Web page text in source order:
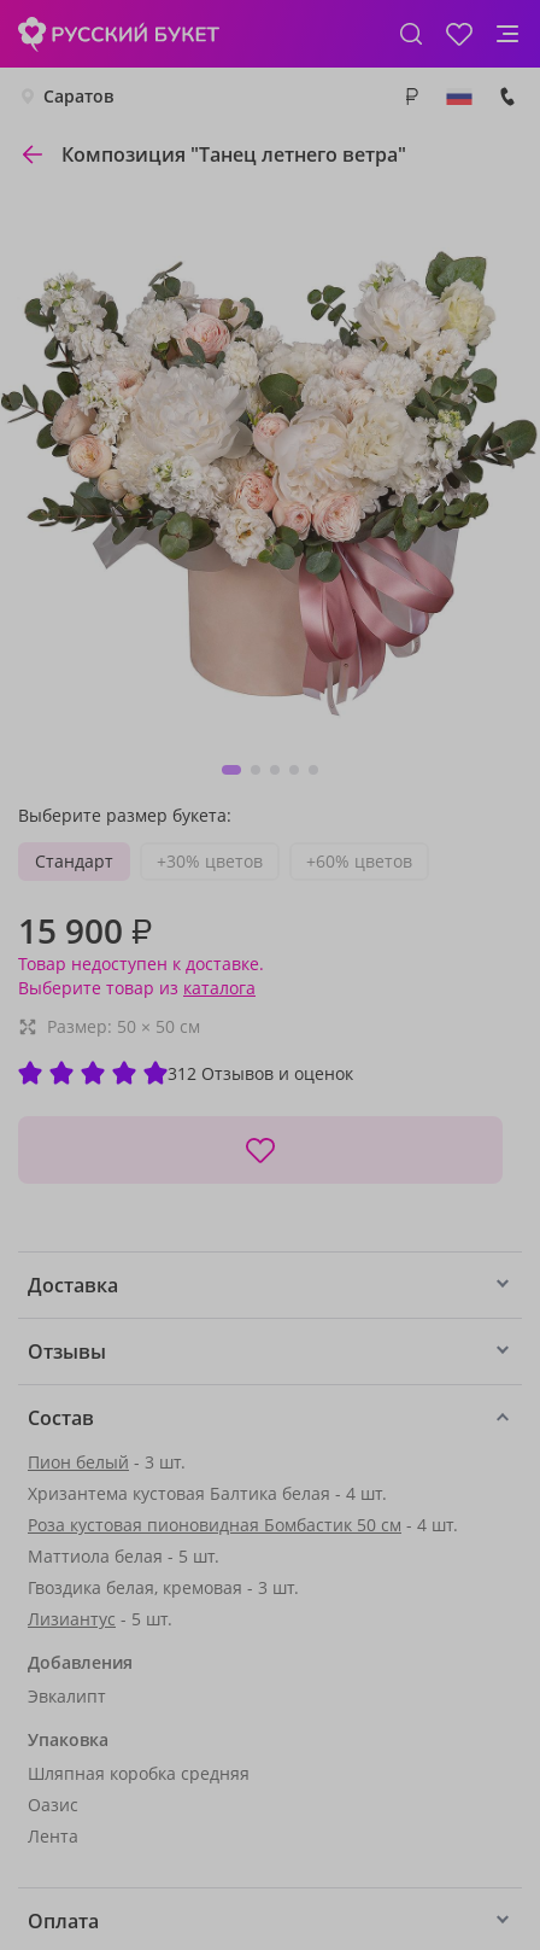
Саратов
Композиция "Танец летнего ветра"
Выберите размер букета:
Стандарт
+30% цветов +60% цветов
15 900 ₽
Товар недоступен к доставке.
Выберите товар из каталога
Размер: 50 × 50 см
312 Отзывов и оценок
Доставка
Отзывы
Состав
Пион белый - 3 шт.
Хризантема кустовая Балтика белая - 4 шт.
Роза кустовая пионовидная Бомбастик 50 см - 4 шт.
Маттиола белая - 5 шт.
Гвоздика белая, кремовая - 3 шт.
Лизиантус - 5 шт.
Добавления
Эвкалипт
Упаковка
Шляпная коробка средняя
Оазис
Лента
Оплата